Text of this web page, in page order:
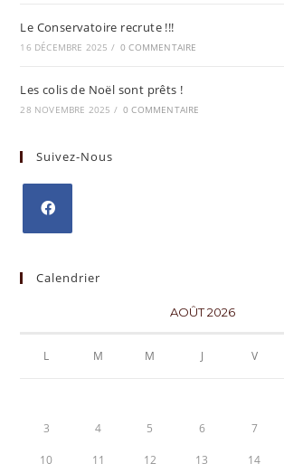
Le Conservatoire recrute !!!
16 DÉCEMBRE 2025 / 0 COMMENTAIRE
Les colis de Noël sont prêts !
28 NOVEMBRE 2025 / 0 COMMENTAIRE
Suivez-Nous
Calendrier
AOÛT 2026
L M M J V
3 4 5 6 7
10 11 12 13 14